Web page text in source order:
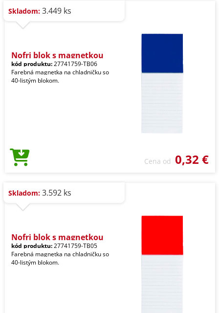
Skladom: 3.449 ks
Nofri blok s magnetkou
kód produktu:27741759-TB06
Farebná magnetka na chladničku so
40-listým blokom.
Cena od 0,32 €
Skladom: 3.592 ks
Nofri blok s magnetkou
kód produktu:27741759-TB05
Farebná magnetka na chladničku so
40-listým blokom.